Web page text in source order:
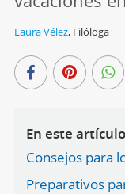
Laura Vélez, Filóloga
En este artículo
Consejos para
Preparativos